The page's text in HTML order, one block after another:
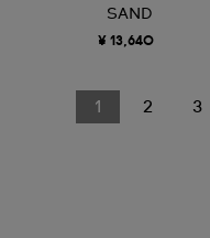
SAND
¥ 13,640
1 2 3